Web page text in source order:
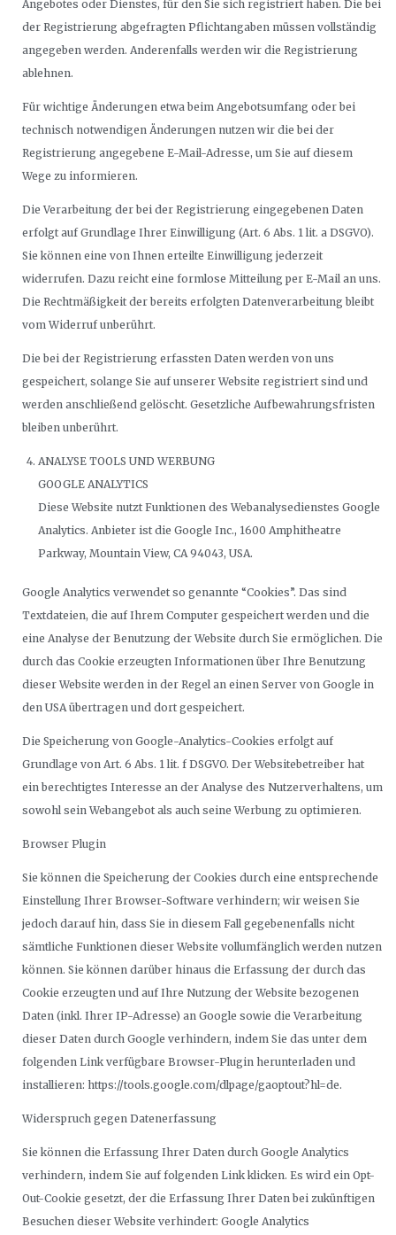
Angebotes oder Dienstes, für den Sie sich registriert haben. Die bei
der Registrierung abgefragten Pflichtangaben müssen vollständig
angegeben werden. Anderenfalls werden wir die Registrierung
ablehnen.
Für wichtige Änderungen etwa beim Angebotsumfang oder bei
technisch notwendigen Änderungen nutzen wir die bei der
Registrierung angegebene E-Mail-Adresse, um Sie auf diesem
Wege zu informieren.
Die Verarbeitung der bei der Registrierung eingegebenen Daten
erfolgt auf Grundlage Ihrer Einwilligung (Art. 6 Abs. 1 lit. a DSGVO).
Sie können eine von Ihnen erteilte Einwilligung jederzeit
widerrufen. Dazu reicht eine formlose Mitteilung per E-Mail an uns.
Die Rechtmäßigkeit der bereits erfolgten Datenverarbeitung bleibt
vom Widerruf unberührt.
Die bei der Registrierung erfassten Daten werden von uns
gespeichert, solange Sie auf unserer Website registriert sind und
werden anschließend gelöscht. Gesetzliche Aufbewahrungsfristen
bleiben unberührt.
ANALYSE TOOLS UND WERBUNG
GOOGLE ANALYTICS
Diese Website nutzt Funktionen des Webanalysedienstes Google
Analytics. Anbieter ist die Google Inc., 1600 Amphitheatre
Parkway, Mountain View, CA 94043, USA.
Google Analytics verwendet so genannte “Cookies”. Das sind
Textdateien, die auf Ihrem Computer gespeichert werden und die
eine Analyse der Benutzung der Website durch Sie ermöglichen. Die
durch das Cookie erzeugten Informationen über Ihre Benutzung
dieser Website werden in der Regel an einen Server von Google in
den USA übertragen und dort gespeichert.
Die Speicherung von Google-Analytics-Cookies erfolgt auf
Grundlage von Art. 6 Abs. 1 lit. f DSGVO. Der Websitebetreiber hat
ein berechtigtes Interesse an der Analyse des Nutzerverhaltens, um
sowohl sein Webangebot als auch seine Werbung zu optimieren.
Browser Plugin
Sie können die Speicherung der Cookies durch eine entsprechende
Einstellung Ihrer Browser-Software verhindern; wir weisen Sie
jedoch darauf hin, dass Sie in diesem Fall gegebenenfalls nicht
sämtliche Funktionen dieser Website vollumfänglich werden nutzen
können. Sie können darüber hinaus die Erfassung der durch das
Cookie erzeugten und auf Ihre Nutzung der Website bezogenen
Daten (inkl. Ihrer IP-Adresse) an Google sowie die Verarbeitung
dieser Daten durch Google verhindern, indem Sie das unter dem
folgenden Link verfügbare Browser-Plugin herunterladen und
installieren: https://tools.google.com/dlpage/gaoptout?hl=de.
Widerspruch gegen Datenerfassung
Sie können die Erfassung Ihrer Daten durch Google Analytics
verhindern, indem Sie auf folgenden Link klicken. Es wird ein Opt-
Out-Cookie gesetzt, der die Erfassung Ihrer Daten bei zukünftigen
Besuchen dieser Website verhindert: Google Analytics